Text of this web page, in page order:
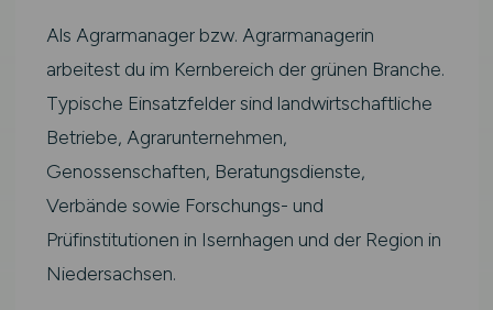
Als Agrarmanager bzw. Agrarmanagerin
arbeitest du im Kernbereich der grünen Branche.
Typische Einsatzfelder sind landwirtschaftliche
Betriebe, Agrarunternehmen,
Genossenschaften, Beratungsdienste,
Verbände sowie Forschungs- und
Prüfinstitutionen in Isernhagen und der Region in
Niedersachsen.